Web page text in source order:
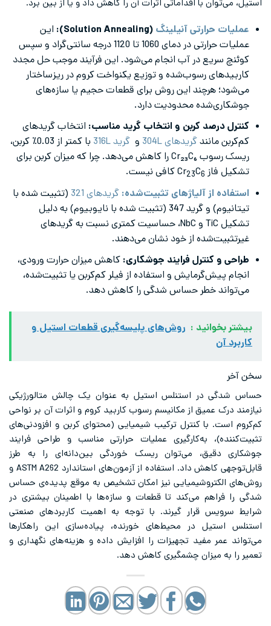
استیل، می‌توان با اقداماتی اثرات آن را کاهش داد و یا از بین برد.
عملیات حرارتی آنیلینگ (Solution Annealing):
این
عملیات حرارتی در دمای 1060 تا 1120 درجه سانتی‌گراد و سپس
کوئنچ سریع در آب انجام می‌شود. این فرآیند موجب حل مجدد
کاربیدهای رسوب‌شده و توزیع یکنواخت کروم در ریزساختار
می‌شود؛ هرچند این روش برای قطعات حجیم یا سازه‌های
جوشکاری‌شده محدودیت دارد.
کنترل درصد کربن و انتخاب گرید مناسب: انتخاب گریدهای
کم‌کربن مانندگریدهای 304L و گرید 316L
با کمتر از 0.03٪ کربن،
ریسک رسوب Cr₂₃C₆ را کاهش می‌دهد. چرا که میزان کربن برای
تشکیل فاز Cr
23C6
کافی نیست.
استفاده از آلیاژهای تثبیت‌شده: گریدهای 321
(تثبیت شده با
تیتانیوم) و گرید 347 (تثبیت شده با نایوبیوم) به دلیل
تشکیل TiC و NbC، حساسیت کمتری نسبت به گریدهای
غیرتثبیت‌شده از خود نشان می‌دهند.
طراحی و کنترل فرایند جوشکاری: کاهش میزان حرارت ورودی،
انجام پیش‌گرمایش و استفاده از فیلر کم‌کربن یا تثبیت‌شده،
می‌تواند خطر حساس شدگی را کاهش دهد.
بیشتر بخوانید : روش‌های پلیسه‌گیری قطعات استیل و
کاربرد آن
سخن آخر
حساس شدگی در استنلس استیل به عنوان یک چالش متالورژیکی
نیازمند درک عمیق از مکانیسم رسوب کاربید کروم و اثرات آن بر نواحی
کم‌کروم است. با کنترل ترکیب شیمیایی (محتوای کربن و افزودنی‌های
تثبیت‌کننده)، به‌کارگیری عملیات حرارتی مناسب و طراحی فرایند
جوشکاری دقیق، می‌توان ریسک خوردگی بین‌دانه‌ای را به طرز
قابل‌توجهی کاهش داد. استفاده از آزمون‌های استاندارد ASTM A262 و
روش‌های الکتروشیمیایی نیز امکان تشخیص به موقع پدیده‌ی حساس
شدگی را فراهم می‌کند تا قطعات و سازه‌ها با اطمینان بیشتری در
شرایط سرویس قرار گیرند. با توجه به اهمیت کاربردهای صنعتی
استنلس استیل در محیط‌های خورنده، پیاده‌سازی این راهکارها
می‌تواند عمر مفید تجهیزات را افزایش داده و هزینه‌های نگهداری و
تعمیر را به میزان چشمگیری کاهش دهد.